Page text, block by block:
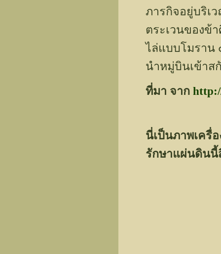
ภารกิจอยู่บริเ
ตระเวนของข้
ไล่แบบโมราน
นำหมู่บินเข้าส
ที่มา จาก
นี่เป็นภาพเครื่
รักษาแผ่นดินนี้